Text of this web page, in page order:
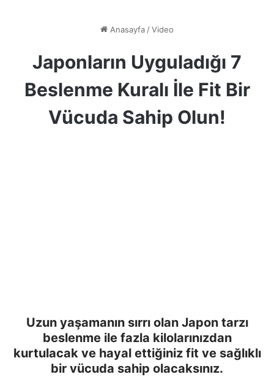
Anasayfa/Video
Japonların Uyguladığı 7
Beslenme Kuralı İle Fit Bir
Vücuda Sahip Olun!
Uzun yaşamanın sırrı olan Japon tarzı
beslenme ile fazla kilolarınızdan
kurtulacak ve hayal ettiğiniz fit ve sağlıklı
bir vücuda sahip olacaksınız.